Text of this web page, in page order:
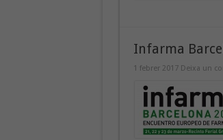
Infarma
1 febrer 2017 Deixa un